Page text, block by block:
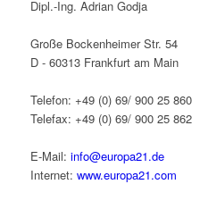
Dipl.-Ing. Adrian Godja
Große Bockenheimer Str. 54
D - 60313 Frankfurt am Main
Telefon: +49 (0) 69/ 900 25 860
Telefax: +49 (0) 69/ 900 25 862
E-Mail: info@europa21.de
Internet: www.europa21.com